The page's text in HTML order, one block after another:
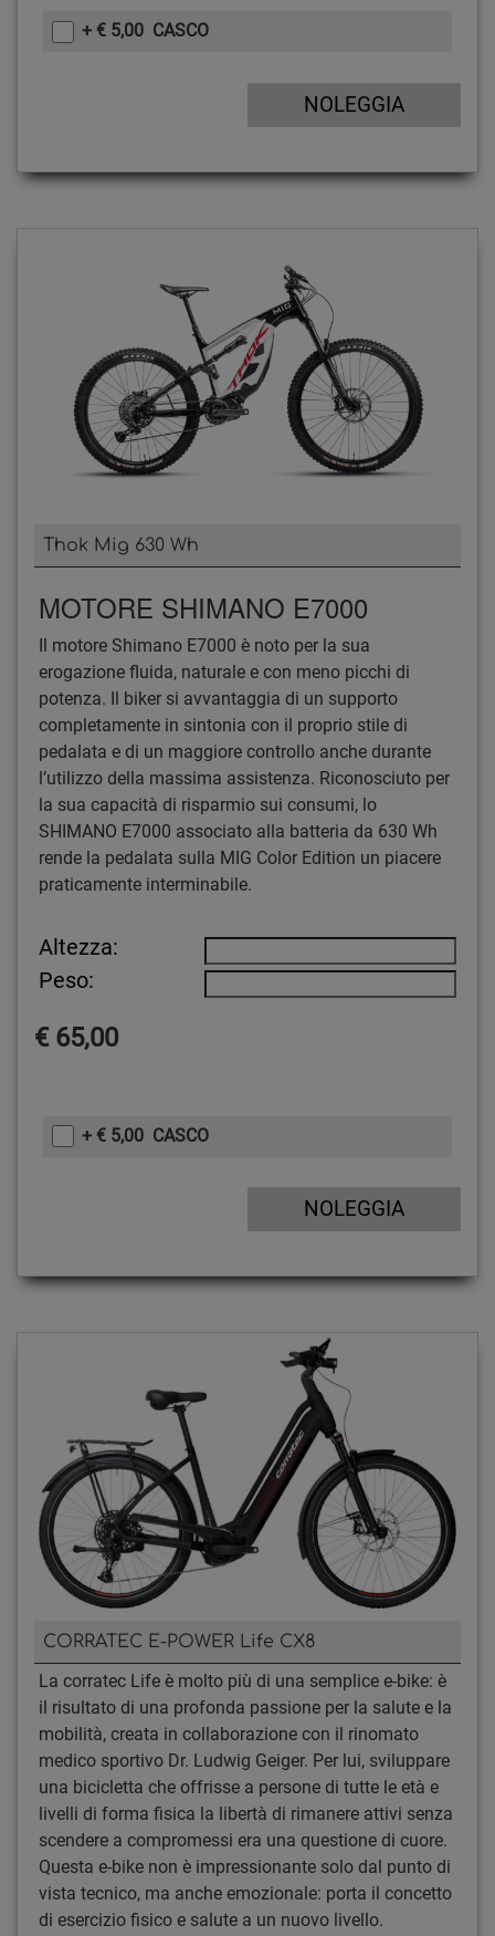
+ € 5,00 CASCO
Thok Mig 630 Wh
MOTORE SHIMANO E7000
Il motore Shimano E7000 è noto per la sua
erogazione fluida, naturale e con meno picchi di
potenza. Il biker si avvantaggia di un supporto
completamente in sintonia con il proprio stile di
pedalata e di un maggiore controllo anche durante
l’utilizzo della massima assistenza. Riconosciuto per
la sua capacità di risparmio sui consumi, lo
SHIMANO E7000 associato alla batteria da 630 Wh
rende la pedalata sulla MIG Color Edition un piacere
praticamente interminabile.
Altezza:
Peso:
€ 65,00
+ € 5,00 CASCO
CORRATEC E-POWER Life CX8
La corratec Life è molto più di una semplice e-bike: è
il risultato di una profonda passione per la salute e la
mobilità, creata in collaborazione con il rinomato
medico sportivo Dr. Ludwig Geiger. Per lui, sviluppare
una bicicletta che offrisse a persone di tutte le età e
livelli di forma fisica la libertà di rimanere attivi senza
scendere a compromessi era una questione di cuore.
Questa e-bike non è impressionante solo dal punto di
vista tecnico, ma anche emozionale: porta il concetto
di esercizio fisico e salute a un nuovo livello.